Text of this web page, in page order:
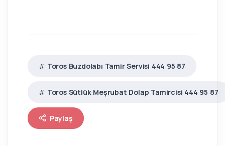
Toros Buzdolabı Tamir Servisi 444 95 87
Toros Sütlük Meşrubat Dolap Tamircisi 444 95 87
Paylaş